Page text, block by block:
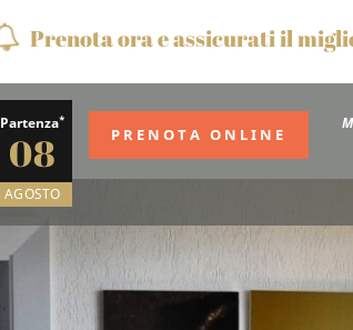
Prenota ora e assicurati il
Partenza*
08
AGOSTO